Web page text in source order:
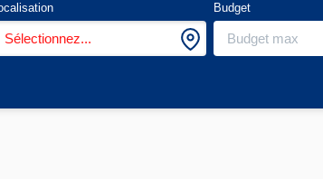
Sélectionnez...
Budget